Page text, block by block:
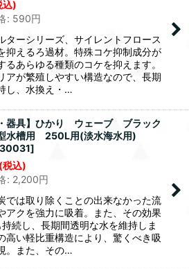
込)
: 590円
ターシリーズ、サイレントフロース
抑えるろ過材。特殊コケ抑制成分が
るあらゆる種類のコケを抑えます。
アが繁殖しやすい構造なので、長期
し、水換え・…
・器具】ひかり ウェーブ ブラック
水槽用 250L用(淡水海水用)
]
(税込)
: 2,200円
では取り除くことの出来なかった流
アクを強力に吸着。また、その効果
続し、長期間透明な水を維持しま
高い軽比重構造により、驚くべき吸
。また、その…